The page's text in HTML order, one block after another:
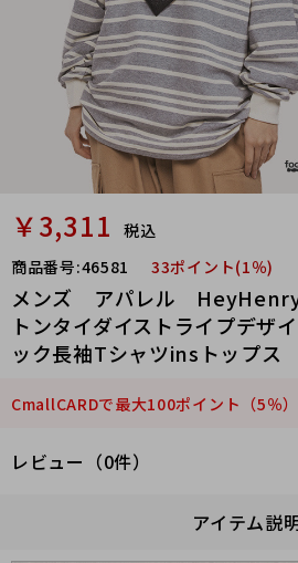
￥3,311
税込
商品番号:46581 33ポイント(1％)
メンズ アパレル HeyHenry
トンタイダイストライプデザ
ック長袖Tシャツinsトップス
CmallCARDで最大100ポイント（5％
レビュー（0件）
アイテム説